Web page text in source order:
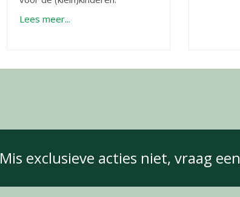
Lees meer...
Mis exclusieve acties niet, vraag een